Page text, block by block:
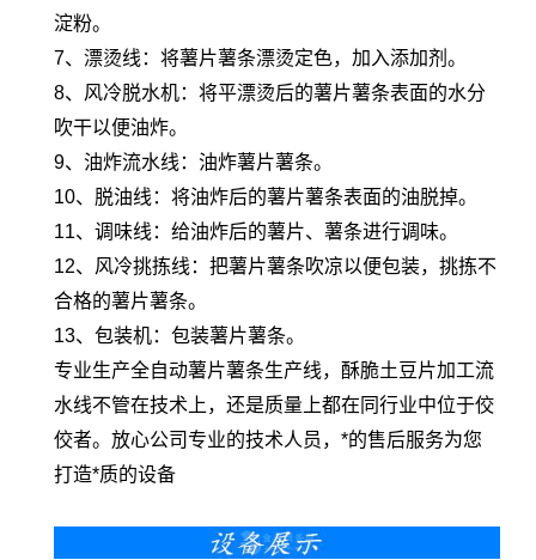
淀粉。
7、漂烫线：将薯片薯条漂烫定色，加入添加剂。
8、风冷脱水机：将平漂烫后的薯片薯条表面的水分
吹干以便油炸。
9、油炸流水线：油炸薯片薯条。
10、脱油线：将油炸后的薯片薯条表面的油脱掉。
11、调味线：给油炸后的薯片、薯条进行调味。
12、风冷挑拣线：把薯片薯条吹凉以便包装，挑拣不
合格的薯片薯条。
13、包装机：包装薯片薯条。
专业生产全自动薯片薯条生产线，酥脆土豆片加工流
水线不管在技术上，还是质量上都在同行业中位于佼
佼者。放心公司专业的技术人员，*的售后服务为您
打造*质的设备